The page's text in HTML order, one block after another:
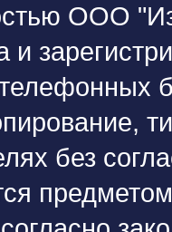
ООО
и
без